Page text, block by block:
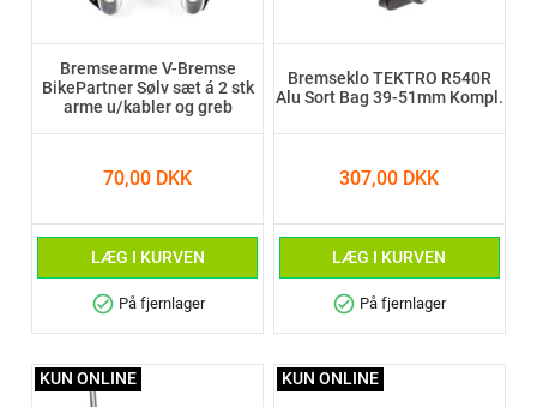
Bremsearme V-Bremse
BikePartner Sølv sæt á 2 stk
arme u/kabler og greb
70,00 DKK
LÆG I KURVEN
check_circle På fjernlager
Bremseklo TEKTRO R540R
Alu Sort Bag 39-51mm Kompl.
307,00 DKK
LÆG I KURVEN
check_circle På fjernlager
KUN ONLINE KUN ONLINE